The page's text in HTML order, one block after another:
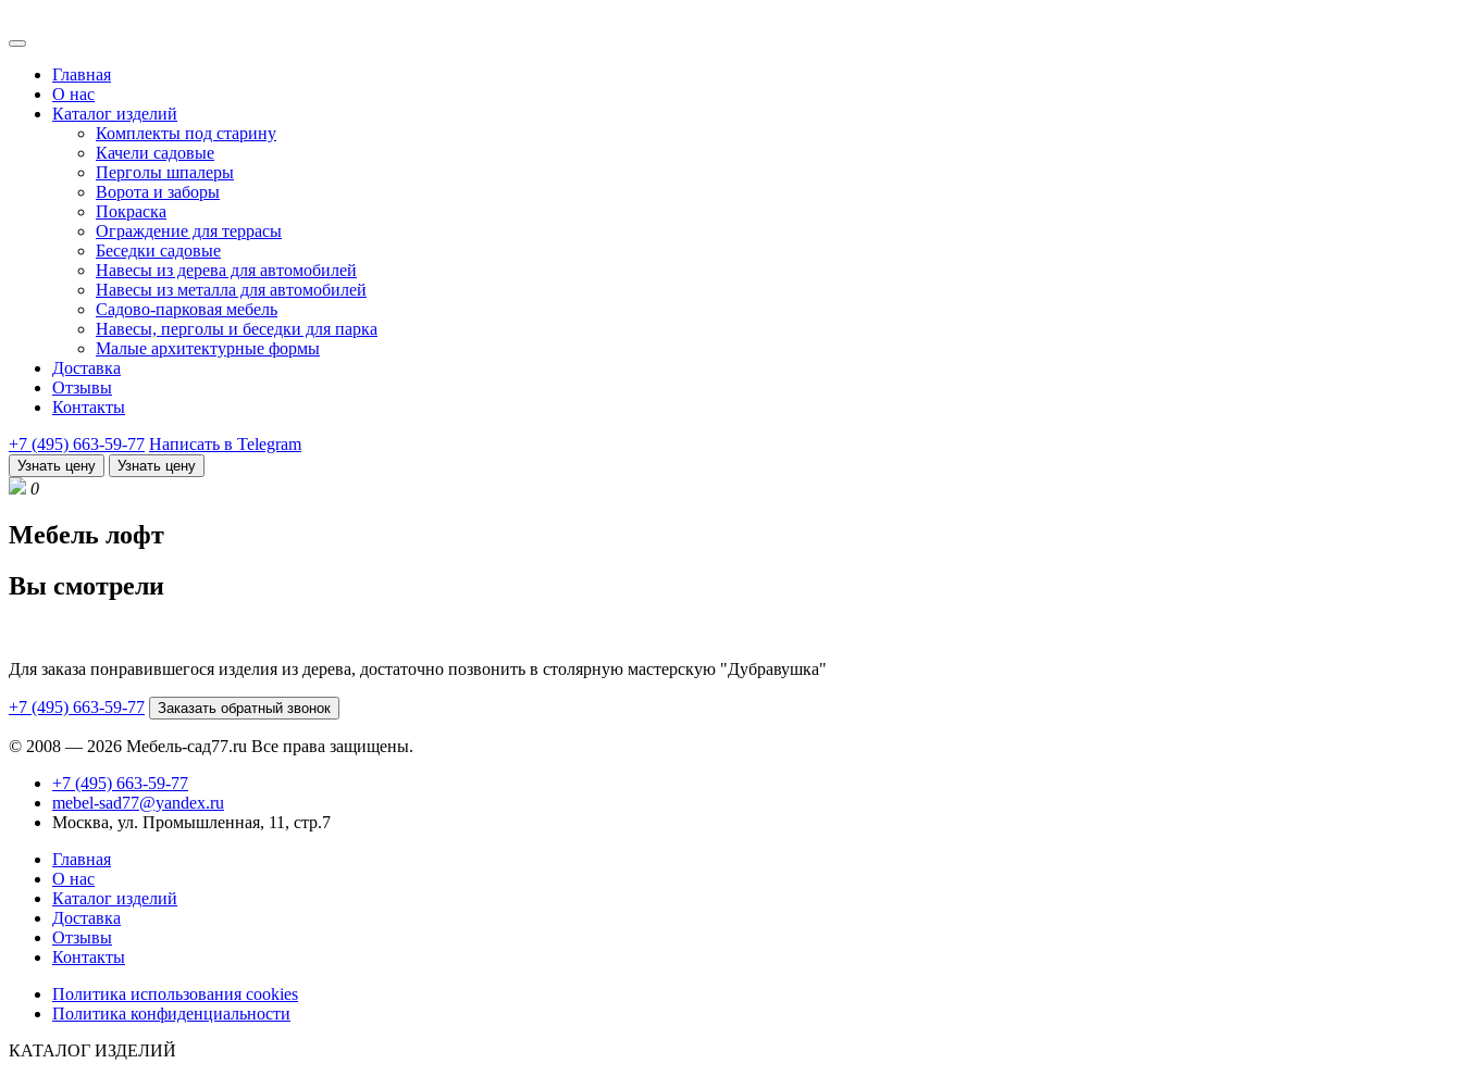
Главная
О нас
Каталог изделий
Комплекты под старину
Качели садовые
Перголы шпалеры
Ворота и заборы
Покраска
Ограждение для террасы
Беседки садовые
Навесы из дерева для автомобилей
Навесы из металла для автомобилей
Садово-парковая мебель
Навесы, перголы и беседки для парка
Малые архитектурные формы
Доставка
Отзывы
Контакты
+7 (495) 663-59-77 Написать в Telegram
Узнать цену Узнать цену
0
Мебель лофт
Вы смотрели
Для заказа понравившегося изделия из дерева, достаточно позвонить в столярную мастерскую "Дубравушка"
+7 (495) 663-59-77 Заказать обратный звонок
© 2008 — 2026 Мебель-сад77.ru Все права защищены.
+7 (495) 663-59-77
mebel-sad77@yandex.ru
Москва, ул. Промышленная, 11, стр.7
Главная
О нас
Каталог изделий
Доставка
Отзывы
Контакты
Политика использования cookies
Политика конфиденциальности
КАТАЛОГ ИЗДЕЛИЙ